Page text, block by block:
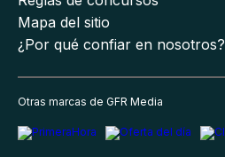
Mapa del sitio
¿Por qué confiar en nosotros?
Otras marcas de GFR Media